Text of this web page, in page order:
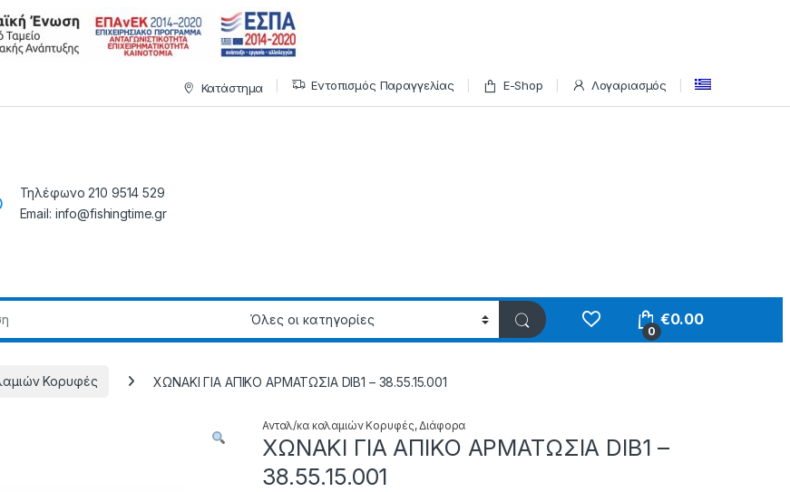
Κατάστημα Εντοπισμός Παραγγελίας E-Shop Λογαριασμός
Τηλέφωνο 210 9514 529
Email: info@fishingtime.gr
0
€0.00
Κορυφές XΩNAKI ΓIA AΠIKO APMATΩΣIA DIB1 – 38.55.15.001
Ανταλ/κα καλαμιών Κορυφές,Διάφορα
XΩNAKI ΓIA AΠIKO APMATΩΣIA DIB1 –
38.55.15.001